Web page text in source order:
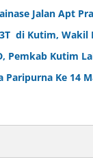
Jalan Apt
di Kutim,
Pemkab Kutim
Paripurna Ke 14